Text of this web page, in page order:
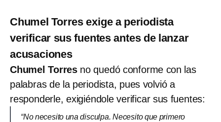
Chumel Torres exige a periodista
verificar sus fuentes antes de lanzar
acusaciones
Chumel Torres no quedó conforme con las
palabras de la periodista, pues volvió a
responderle, exigiéndole verificar sus fuentes:
“No necesito una disculpa. Necesito que primero